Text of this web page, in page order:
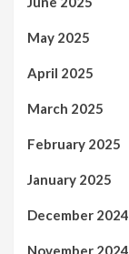
May 2025
April 2025
March 2025
February 2025
January 2025
December 2024
November 2024